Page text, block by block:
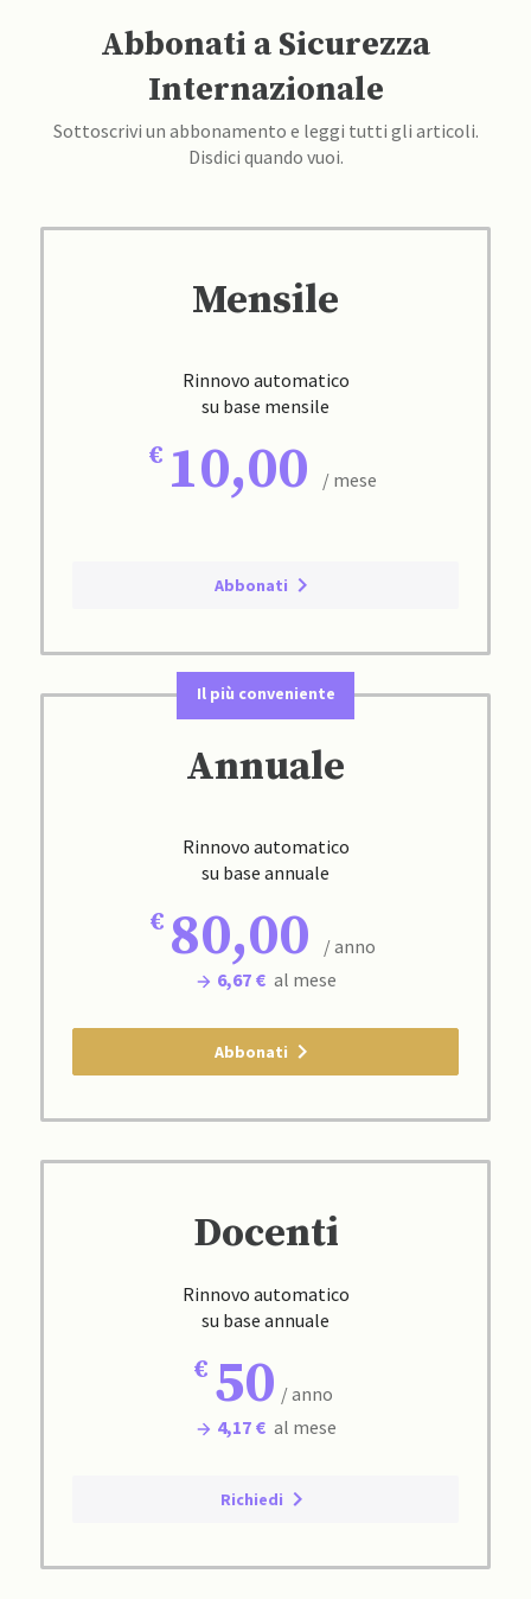
Abbonati a Sicurezza
Internazionale
Sottoscrivi un abbonamento e leggi tutti gli articoli.
Disdici quando vuoi.
Mensile
Rinnovo automatico
su base mensile
10,00 / mese
Abbonati
Il più conveniente
Annuale
Rinnovo automatico
su base annuale
80,00
/ anno
6,67 € al mese
Abbonati
Docenti
Rinnovo automatico
su base annuale
50 / anno
4,17 € al mese
Richiedi